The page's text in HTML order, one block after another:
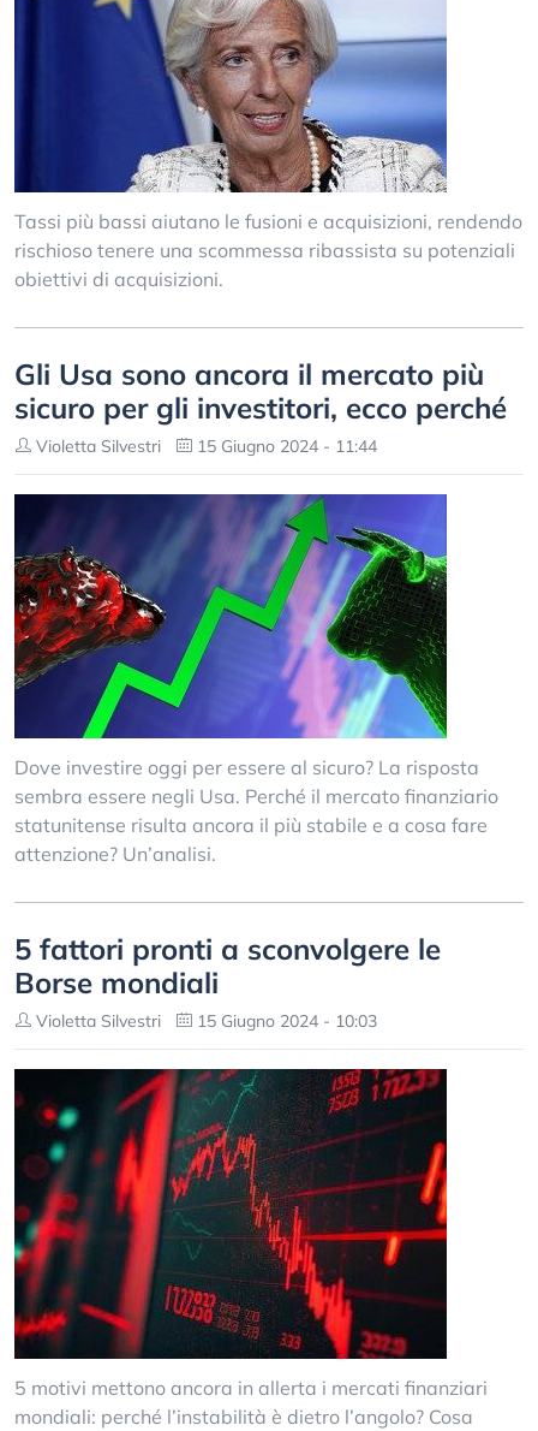
Tassi più bassi aiutano le fusioni e acquisizioni, rendendo
rischioso tenere una scommessa ribassista su potenziali
obiettivi di acquisizioni.
Gli Usa sono ancora il mercato più
sicuro per gli investitori, ecco perché
Violetta Silvestri 15 Giugno 2024 - 11:44
Dove investire oggi per essere al sicuro? La risposta
sembra essere negli Usa. Perché il mercato finanziario
statunitense risulta ancora il più stabile e a cosa fare
attenzione? Un’analisi.
5 fattori pronti a sconvolgere le
Borse mondiali
Violetta Silvestri 15 Giugno 2024 - 10:03
5 motivi mettono ancora in allerta i mercati finanziari
mondiali: perché l’instabilità è dietro l’angolo? Cosa